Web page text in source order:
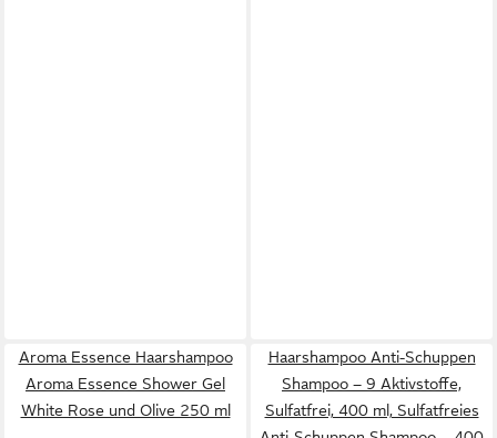
Aroma Essence Haarshampoo
Aroma Essence Shower Gel
White Rose und Olive 250 ml
Haarshampoo Anti-Schuppen
Shampoo – 9 Aktivstoffe,
Sulfatfrei, 400 ml, Sulfatfreies